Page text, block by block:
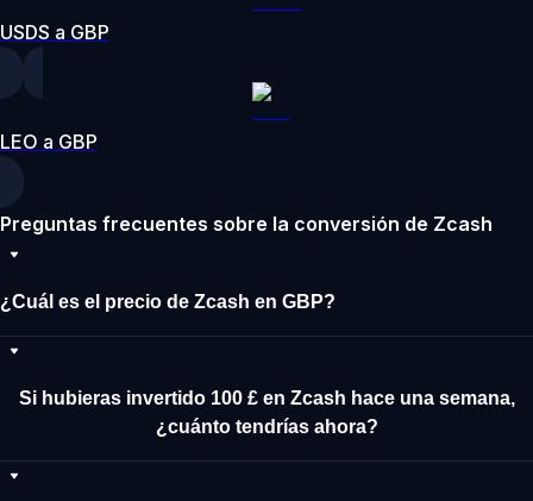
USDS a GBP
LEO a GBP
Preguntas frecuentes sobre la conversión de Zcash
¿Cuál es el precio de Zcash en GBP?
Si hubieras invertido 100 £ en Zcash hace una semana,
¿cuánto tendrías ahora?